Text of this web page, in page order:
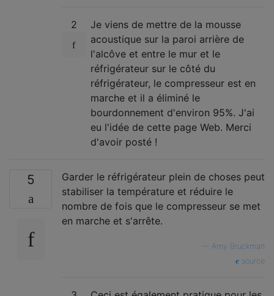
2
Je viens de mettre de la mousse
acoustique sur la paroi arrière de
l'alcôve et entre le mur et le
réfrigérateur sur le côté du
réfrigérateur, le compresseur est en
marche et il a éliminé le
bourdonnement d'environ 95%. J'ai
eu l'idée de cette page Web. Merci
d'avoir posté !
5
Garder le réfrigérateur plein de choses peut
stabiliser la température et réduire le
nombre de fois que le compresseur se met
en marche et s'arrête.
Amy Bruckman
source